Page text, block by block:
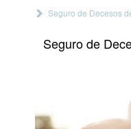
Seguro de Decesos
Seguro de